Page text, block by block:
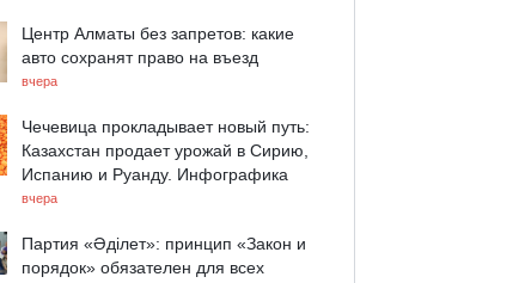
Центр Алматы без запретов: какие
авто сохранят право на въезд
вчера
Чечевица прокладывает новый путь:
Казахстан продает урожай в Сирию,
Испанию и Руанду. Инфографика
вчера
Партия «Әділет»: принцип «Закон и
порядок» обязателен для всех